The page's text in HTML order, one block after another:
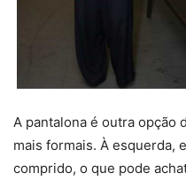
A pantalona é outra opção
mais formais. À esquerda,
comprido, o que pode